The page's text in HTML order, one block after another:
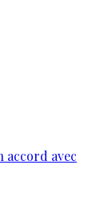
accord avec